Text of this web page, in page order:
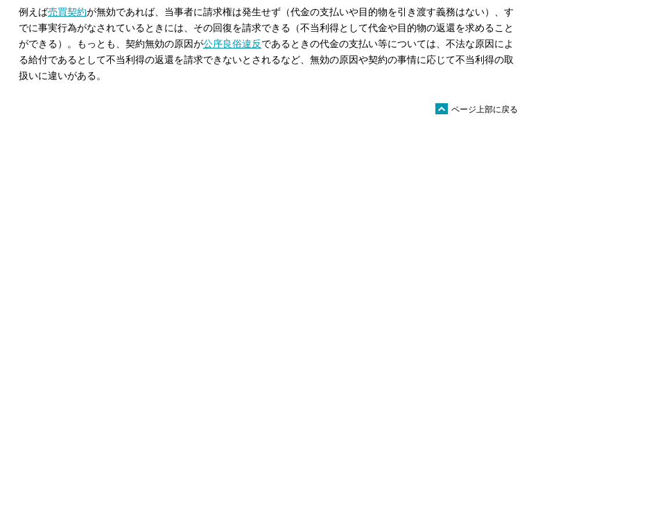
例えば売買契約が無効であれば、当事者に請求権は発生せず（代金の支払いや目的物を引き渡す義務はない）、す
でに事実行為がなされているときには、その回復を請求できる（不当利得として代金や目的物の返還を求めること
ができる）。もっとも、契約無効の原因が公序良俗違反であるときの代金の支払い等については、不法な原因によ
る給付であるとして不当利得の返還を請求できないとされるなど、無効の原因や契約の事情に応じて不当利得の取
扱いに違いがある。
ü ページ上部に戻る